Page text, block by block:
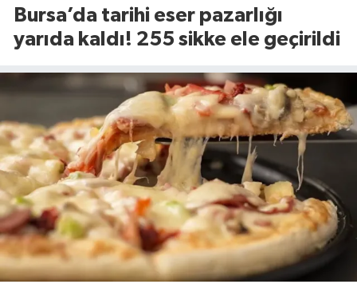
Bursa’da tarihi eser pazarlığı
yarıda kaldı! 255 sikke ele geçirildi